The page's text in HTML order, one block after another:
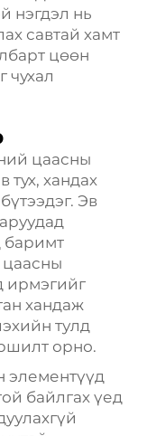
нэгдэл нь
савтай хамт
цөөн
чухал
цаасны
тух, хандах
Эв
баримт
цаасны
ирмэгийг
хандаж
тулд
орно.
элементүүд
байлгах үед